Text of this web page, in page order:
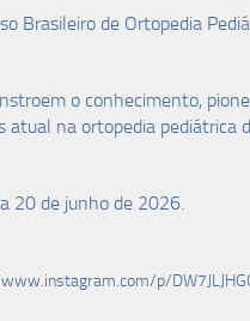
Brasileiro de Ortopedia
o conhecimento,
atual na ortopedia pediátrica
20 de junho de 2026.
p/